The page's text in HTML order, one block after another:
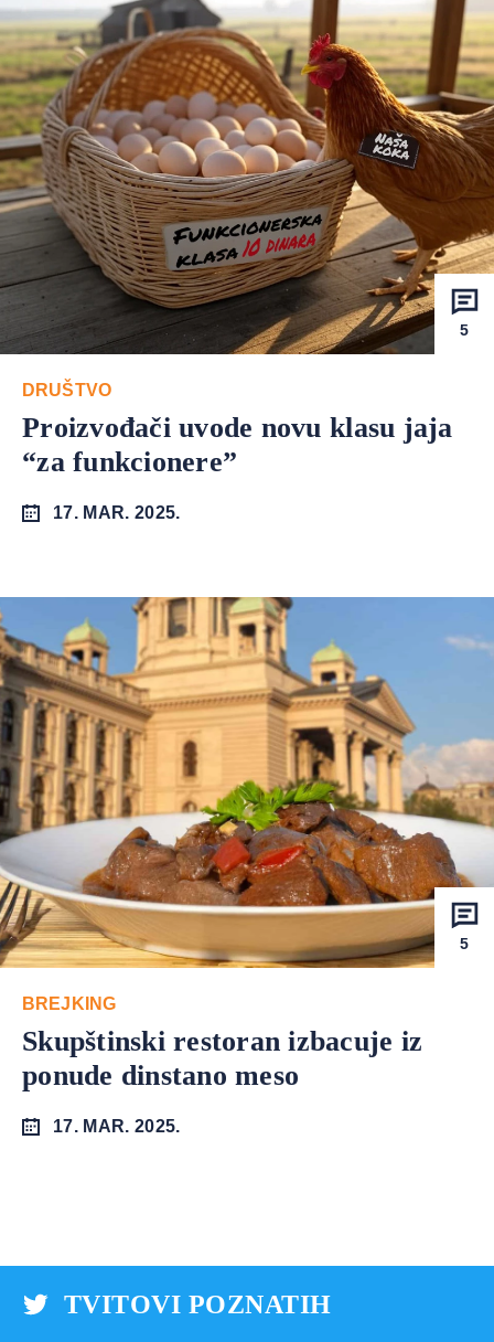
5
DRUŠTVO
Proizvođači uvode novu klasu jaja
“za funkcionere”
17. MAR. 2025.
5
BREJKING
Skupštinski restoran izbacuje iz
ponude dinstano meso
17. MAR. 2025.
TVITOVI POZNATIH